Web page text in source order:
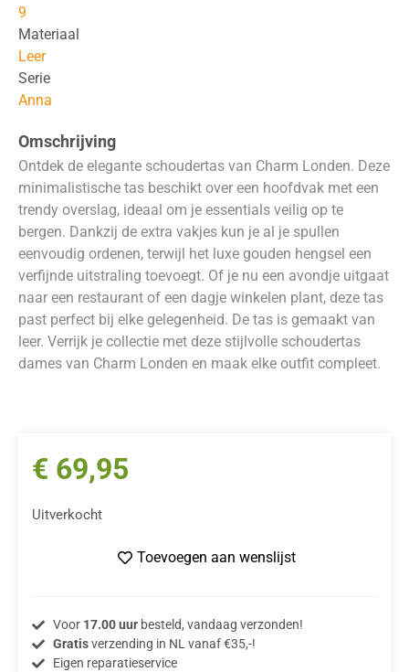
9
Materiaal
Leer
Serie
Anna
Omschrijving
Ontdek de elegante schoudertas van Charm Londen. Deze
minimalistische tas beschikt over een hoofdvak met een
trendy overslag, ideaal om je essentials veilig op te
bergen. Dankzij de extra vakjes kun je al je spullen
eenvoudig ordenen, terwijl het luxe gouden hengsel een
verfijnde uitstraling toevoegt. Of je nu een avondje uitgaat
naar een restaurant of een dagje winkelen plant, deze tas
past perfect bij elke gelegenheid. De tas is gemaakt van
leer. Verrijk je collectie met deze stijlvolle schoudertas
dames van Charm Londen en maak elke outfit compleet.
€ 69,95
Uitverkocht
Toevoegen aan wenslijst
Voor 17.00 uurbesteld, vandaag verzonden!
Gratisverzending in NL vanaf €35,-!
Eigen reparatieservice